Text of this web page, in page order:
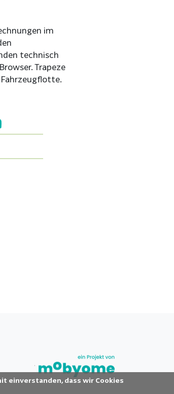
einverstanden, dass wir Cookies
im
technisch
Trapeze